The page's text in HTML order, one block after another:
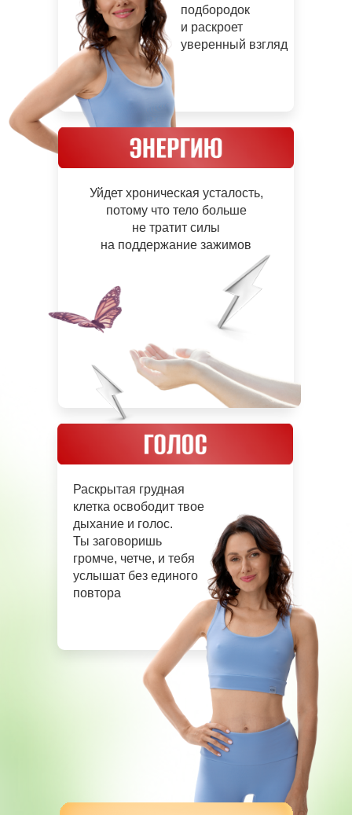
подбородок
и раскроет
уверенный взгляд
Раскрытая грудная
клетка освободит твое
дыхание и голос.
Ты заговоришь
громче, четче, и тебя
услышат без единого
повтора
Уйдет хроническая усталость,
потому что тело больше
не тратит силы
на поддержание зажимов